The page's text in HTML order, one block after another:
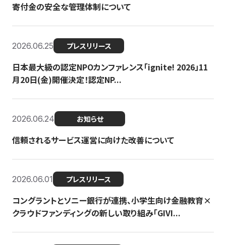
寄付金の安全な管理体制について
2026.06.25 プレスリリース
日本最大級の認定NPOカンファレンス「ignite! 2026」11
月20日(金)開催決定！認定NP...
2026.06.24 お知らせ
信頼されるサービス運営に向けた改善について
2026.06.01 プレスリリース
コングラントとソニー銀行が連携、小学生向け金融教育×
クラウドファンディングの新しい取り組み「GIVI...